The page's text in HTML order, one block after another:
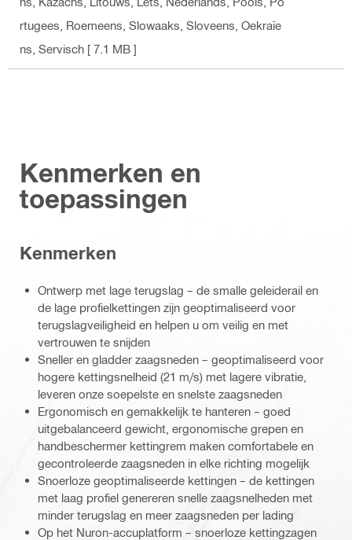
rtugees, Roemeens, Slowaaks, Sloveens, Oekraïe
ns, Servisch [ 7.1 MB ]
Kenmerken en
toepassingen
Kenmerken
Ontwerp met lage terugslag – de smalle geleiderail en
de lage profielkettingen zijn geoptimaliseerd voor
terugslagveiligheid en helpen u om veilig en met
vertrouwen te snijden
Sneller en gladder zaagsneden – geoptimaliseerd voor
hogere kettingsnelheid (21 m/s) met lagere vibratie,
leveren onze soepelste en snelste zaagsneden
Ergonomisch en gemakkelijk te hanteren – goed
uitgebalanceerd gewicht, ergonomische grepen en
handbeschermer kettingrem maken comfortabele en
gecontroleerde zaagsneden in elke richting mogelijk
Snoerloze geoptimaliseerde kettingen – de kettingen
met laag profiel genereren snelle zaagsnelheden met
minder terugslag en meer zaagsneden per lading
Op het Nuron-accuplatform – snoerloze kettingzagen